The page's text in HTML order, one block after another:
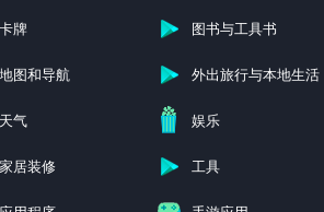
卡牌 图书与工具书
地图和导航 外出旅行与本地生活
天气 娱乐
家居装修 工具